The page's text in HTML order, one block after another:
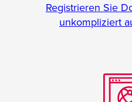
Registrieren Sie
unkompliziert